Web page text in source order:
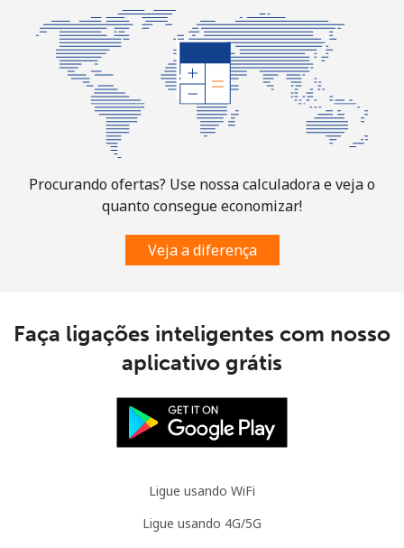
Procurando ofertas? Use nossa calculadora e veja o
quanto consegue economizar!
Veja a diferença
Faça ligações inteligentes com nosso
aplicativo grátis
Ligue usando WiFi
Ligue usando 4G/5G